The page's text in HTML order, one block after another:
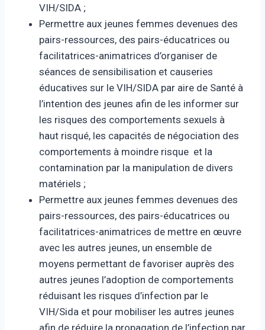
VIH/SIDA ;
Permettre aux jeunes femmes devenues des
pairs-ressources, des pairs-éducatrices ou
facilitatrices-animatrices d’organiser de
séances de sensibilisation et causeries
éducatives sur le VIH/SIDA par aire de Santé à
l’intention des jeunes afin de les informer sur
les risques des comportements sexuels à
haut risqué, les capacités de négociation des
comportements à moindre risque et la
contamination par la manipulation de divers
matériels ;
Permettre aux jeunes femmes devenues des
pairs-ressources, des pairs-éducatrices ou
facilitatrices-animatrices de mettre en œuvre
avec les autres jeunes, un ensemble de
moyens permettant de favoriser auprès des
autres jeunes l’adoption de comportements
réduisant les risques d’infection par le
VIH/Sida et pour mobiliser les autres jeunes
afin de réduire la propagation de l’infection par